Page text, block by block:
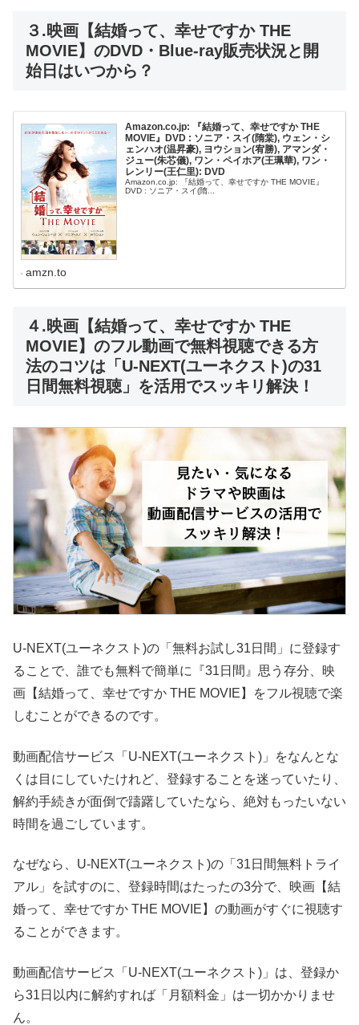
３.映画【結婚って、幸せですか THE
MOVIE】のDVD・Blue-ray販売状況と開
始日はいつから？
Amazon.co.jp: 『結婚って、幸せですか THE
MOVIE』DVD : ソニア・スイ(隋棠), ウェン・シ
ェンハオ(温昇豪), ヨウション(宥勝), アマンダ・
ジュー(朱芯儀), ワン・ペイホア(王珮華), ワン・
レンリー(王仁里): DVD
Amazon.co.jp: 『結婚って、幸せですか THE MOVIE』
DVD : ソニア・スイ(隋...
amzn.to
４.映画【結婚って、幸せですか THE
MOVIE】のフル動画で無料視聴できる方
法のコツは「U-NEXT(ユーネクスト)の31
日間無料視聴」を活用でスッキリ解決！
U-NEXT(ユーネクスト)の「無料お試し31日間」に登録す
ることで、誰でも無料で簡単に『31日間』思う存分、映
画【結婚って、幸せですか THE MOVIE】をフル視聴で楽
しむことができるのです。
動画配信サービス「U-NEXT(ユーネクスト)」をなんとな
くは目にしていたけれど、登録することを迷っていたり、
解約手続きが面倒で躊躇していたなら、絶対もったいない
時間を過ごしています。
なぜなら、U-NEXT(ユーネクスト)の「31日間無料トライ
アル」を試すのに、登録時間はたったの3分で、映画【結
婚って、幸せですか THE MOVIE】の動画がすぐに視聴す
ることができます。
動画配信サービス「U-NEXT(ユーネクスト)」は、登録か
ら31日以内に解約すれば「月額料金」は一切かかりませ
ん。